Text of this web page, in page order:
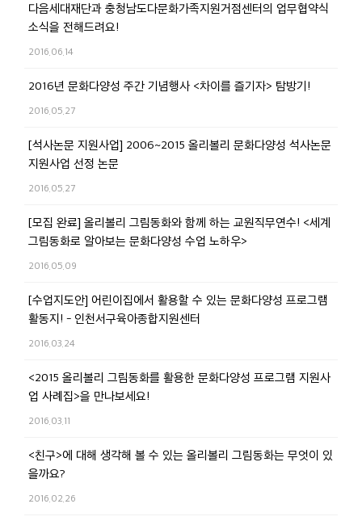
다음세대재단과 충청남도다문화가족지원거점센터의 업무협약식
소식을 전해드려요!
2016.06.14
2016년 문화다양성 주간 기념행사 <차이를 즐기자> 탐방기!
2016.05.27
[석사논문 지원사업] 2006~2015 올리볼리 문화다양성 석사논문
지원사업 선정 논문
2016.05.27
[모집 완료] 올리볼리 그림동화와 함께 하는 교원직무연수! <세계
그림동화로 알아보는 문화다양성 수업 노하우>
2016.05.09
[수업지도안] 어린이집에서 활용할 수 있는 문화다양성 프로그램
활동지! - 인천서구육아종합지원센터
2016.03.24
<2015 올리볼리 그림동화를 활용한 문화다양성 프로그램 지원사
업 사례집>을 만나보세요!
2016.03.11
<친구>에 대해 생각해 볼 수 있는 올리볼리 그림동화는 무엇이 있
을까요?
2016.02.26